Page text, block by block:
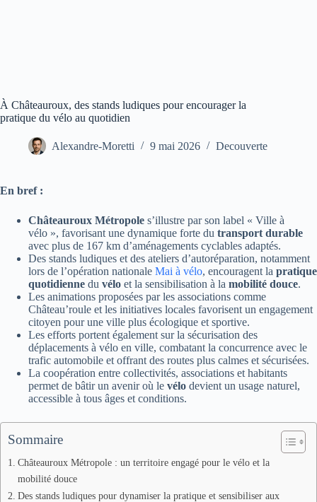
À Châteauroux, des stands ludiques pour encourager la
pratique du vélo au quotidien
Alexandre-Moretti 9 mai 2026 Decouverte
En bref :
Châteauroux Métropole s’illustre par son label « Ville à
vélo », favorisant une dynamique forte du transport durable
avec plus de 167 km d’aménagements cyclables adaptés.
Des stands ludiques et des ateliers d’autoréparation, notamment
lors de l’opération nationale Mai à vélo, encouragent la pratique
quotidienne du vélo et la sensibilisation à la mobilité douce.
Les animations proposées par les associations comme
Château’roule et les initiatives locales favorisent un engagement
citoyen pour une ville plus écologique et sportive.
Les efforts portent également sur la sécurisation des
déplacements à vélo en ville, combatant la concurrence avec le
trafic automobile et offrant des routes plus calmes et sécurisées.
La coopération entre collectivités, associations et habitants
permet de bâtir un avenir où le vélo devient un usage naturel,
accessible à tous âges et conditions.
Sommaire
Châteauroux Métropole : un territoire engagé pour le vélo et la
mobilité douce
Des stands ludiques pour dynamiser la pratique et sensibiliser aux